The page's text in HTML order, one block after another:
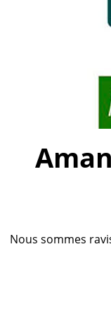
Nous sommes